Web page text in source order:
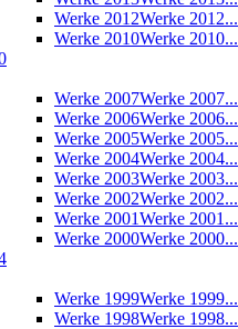
Werke 2012Werke 2012...
Werke 2010Werke 2010...
Werke 2007Werke 2007...
Werke 2006Werke 2006...
Werke 2005Werke 2005...
Werke 2004Werke 2004...
Werke 2003Werke 2003...
Werke 2002Werke 2002...
Werke 2001Werke 2001...
Werke 2000Werke 2000...
Werke 1999Werke 1999...
Werke 1998Werke 1998...